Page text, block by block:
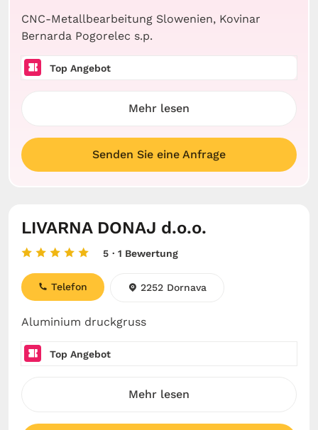
CNC-Metallbearbeitung Slowenien, Kovinar
Bernarda Pogorelec s.p.
Top Angebot
Mehr lesen
Senden Sie eine Anfrage
LIVARNA DONAJ d.o.o.
5 · 1 Bewertung
Aluminium druckgruss
Telefon 2252 Dornava
Top Angebot
Mehr lesen